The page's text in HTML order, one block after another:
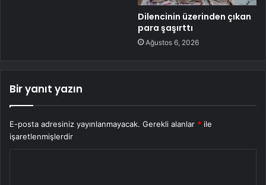
Dilencinin üzerinden çıkan
para şaşırttı
Ağustos 6, 2026
Bir yanıt yazın
E-posta adresiniz yayınlanmayacak. Gerekli alanlar * ile
işaretlenmişlerdir